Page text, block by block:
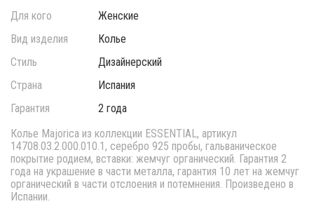
Для кого
Женские
Вид изделия
Колье
Стиль
Дизайнерский
Страна
Испания
Гарантия
2 года
Колье Majorica из коллекции ESSENTIAL, артикул
14708.03.2.000.010.1, серебро 925 пробы, гальваническое
покрытие родием, вставки: жемчуг органический. Гарантия 2
года на украшение в части металла, гарантия 10 лет на жемчуг
органический в части отслоения и потемнения. Произведено в
Испании.